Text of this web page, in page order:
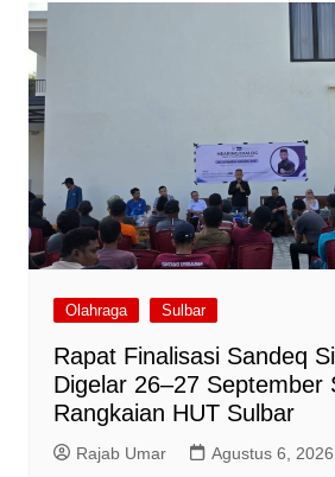
Olahraga Sulbar
Rapat Finalisasi Sandeq
Digelar 26–27 September
Rangkaian HUT Sulbar
Rajab Umar Agustus 6, 2026